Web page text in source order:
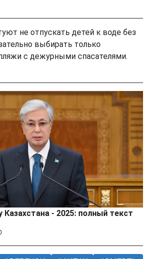
не отпускать детей к воде без
выбирать только
с дежурными спасателями.
Казахстана - 2025: полный текст